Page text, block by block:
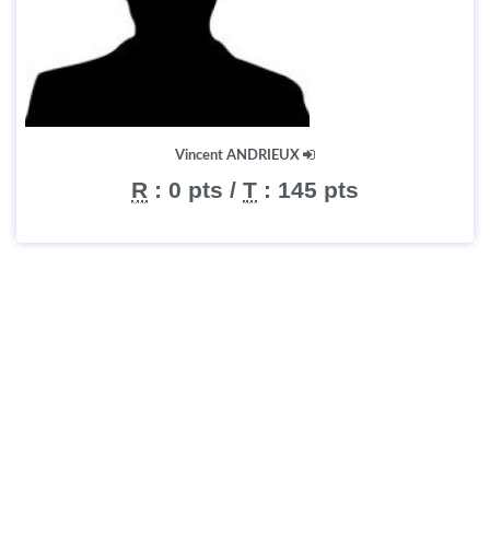
Vincent ANDRIEUX
R : 0 pts / T : 145 pts